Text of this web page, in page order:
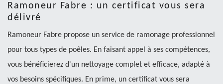
Ramoneur Fabre : un certificat vous sera
délivré
Ramoneur Fabre propose un service de ramonage professionnel
pour tous types de poêles. En faisant appel à ses compétences,
vous bénéficierez d'un nettoyage complet et efficace, adapté à
vos besoins spécifiques. En prime, un certificat vous sera